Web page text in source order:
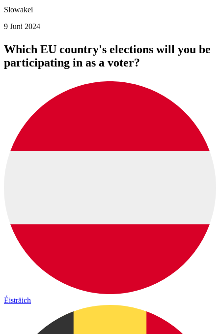
Slowakei
9 Juni 2024
Which EU country's elections will you be
participating in as a voter?
Éisträich